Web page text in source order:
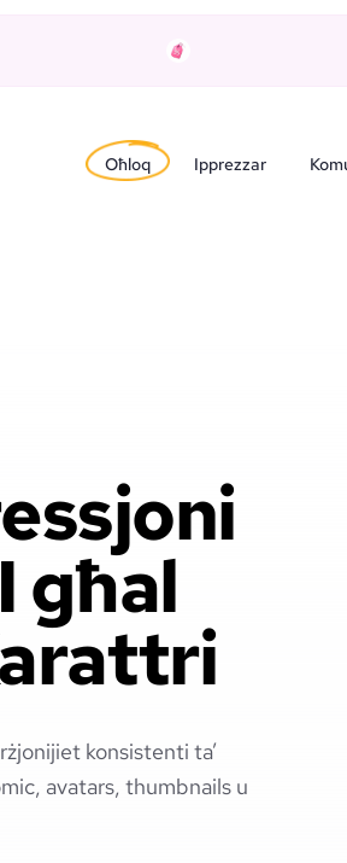
Oħloq Ipprezzar
għal
konsistenti ta’
avatars, thumbnails u